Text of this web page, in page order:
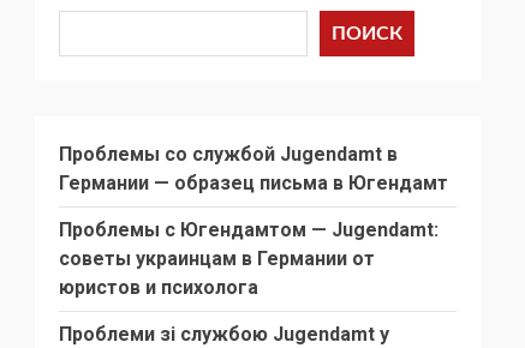
ПОИСК
Проблемы со службой Jugendamt в
Германии — образец письма в Югендамт
Проблемы с Югендамтом — Jugendamt:
советы украинцам в Германии от
юристов и психолога
Проблеми зі службою Jugendamt у